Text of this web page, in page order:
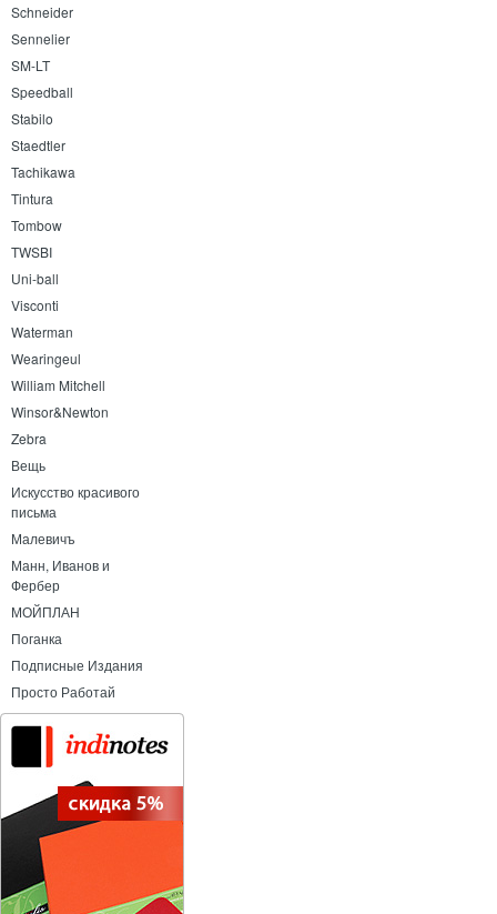
Schneider
Sennelier
SM-LT
Speedball
Stabilo
Staedtler
Tachikawa
Tintura
Tombow
TWSBI
Uni-ball
Visconti
Waterman
Wearingeul
William Mitchell
Winsor&Newton
Zebra
Вещь
Искусство красивого
письма
Малевичъ
Манн, Иванов и
Фербер
МОЙПЛАН
Поганка
Подписные Издания
Просто Работай